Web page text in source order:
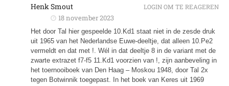
Henk Smout
18 november 2023
Het door Tal hier gespeelde 10.Kd1 staat niet in de zesde druk
uit 1965 van het Nederlandse Euwe-deeltje, dat alleen 10.Pe2
vermeldt en dat met !. Wél in dat deeltje 8 in de variant met de
zwarte extrazet f7-f5 11.Kd1 voorzien van !, zijn aanbeveling in
het toernooiboek van Den Haag – Moskou 1948, door Tal 2x
tegen Botwinnik toegepast. In het boek van Keres uit 1969
LOGIN OM TE REAGEREN